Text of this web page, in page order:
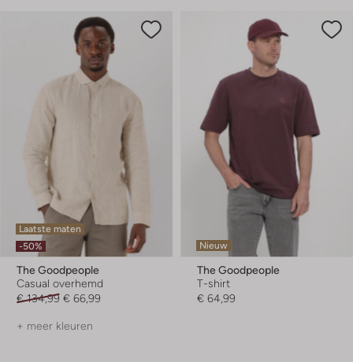
Laatste maten
-50%
The Goodpeople
Casual overhemd
€ 134,99 € 66,99
+ meer kleuren
Nieuw
The Goodpeople
T-shirt
€ 64,99